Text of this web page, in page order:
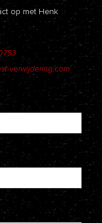
op met Henk
verwijdering.com